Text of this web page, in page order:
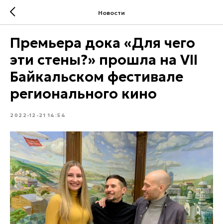
Новости
Премьера дока «Для чего
эти стены?» прошла на VII
Байкальском фестивале
регионального кино
2022-12-21 14:54